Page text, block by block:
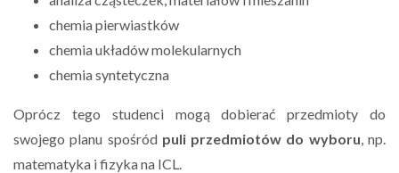
chemia pierwiastków
chemia układów molekularnych
chemia syntetyczna
Oprócz tego studenci mogą dobierać przedmioty do
swojego planu spośródpuli przedmiotów do wyboru , np.
matematyka i fizyka na ICL.